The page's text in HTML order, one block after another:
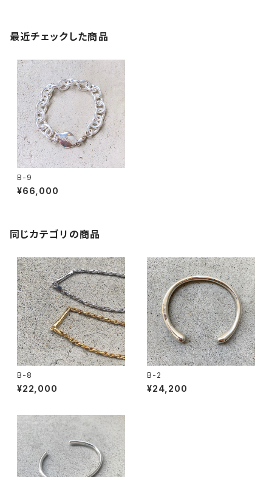
最近チェックした商品
B-9
¥66,000
同じカテゴリの商品
B-8
¥22,000
B-2
¥24,200